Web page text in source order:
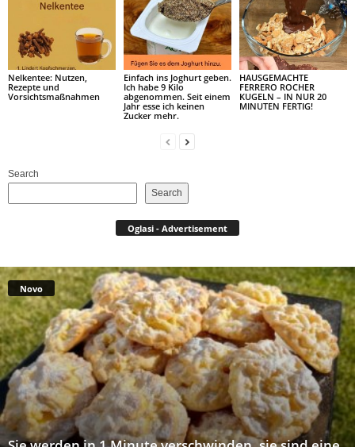
Nelkentee: Nutzen,
Rezepte und
Vorsichtsmaßnahmen
Einfach ins Joghurt geben.
Ich habe 9 Kilo
abgenommen. Seit einem
Jahr esse ich keinen
Zucker mehr.
HAUSGEMACHTE
FERRERO ROCHER
KUGELN – IN NUR 20
MINUTEN FERTIG!
Search
Search
Oglasi - Advertisement
Novo